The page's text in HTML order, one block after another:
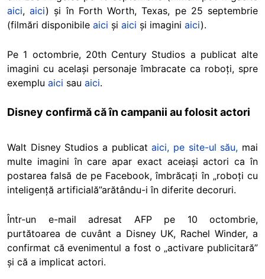
aici,aici) și în Forth Worth, Texas, pe 25 septembrie
(filmări disponibile aici și aici și imagini aici).
Pe 1 octombrie, 20th Century Studios a publicat alte
imagini cu același personaje îmbracate ca roboți, spre
exemplu aici sau aici.
Disney confirmă că în campanii au folosit actori
Walt Disney Studios a publicataici, pe site-ul său, mai
multe imagini în care apar exact aceiași actori ca în
postarea falsă de pe Facebook, îmbrăcați în „roboți cu
inteligență artificială”arătându-i în diferite decoruri.
Într-un e-mail adresat AFP pe 10 octombrie,
purtătoarea de cuvânt a Disney UK, Rachel Winder, a
confirmat că evenimentul a fost o „activare publicitară”
și că a implicat actori.